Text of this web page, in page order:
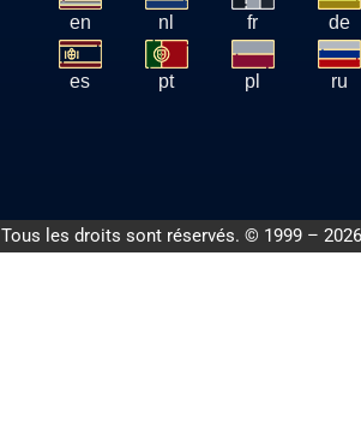
en nl fr de
es pt pl ru
Tous les droits sont réservés. © 1999 –